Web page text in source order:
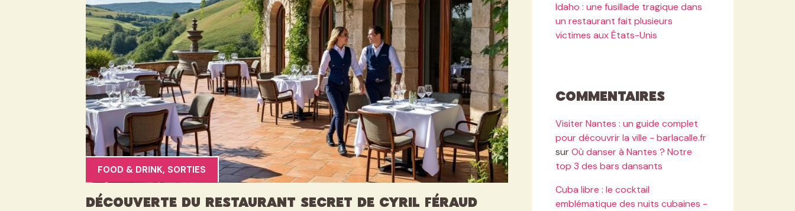
FOOD & DRINK, SORTIES
Découverte du restaurant secret de Cyril Féraud
Idaho : une fusillade tragique dans
un restaurant fait plusieurs
victimes aux États-Unis
Commentaires
Visiter Nantes : un guide complet
pour découvrir la ville - barlacalle.fr
surOù danser à Nantes ? Notre
top 3 des bars dansants
Cuba libre : le cocktail
emblématique des nuits cubaines -